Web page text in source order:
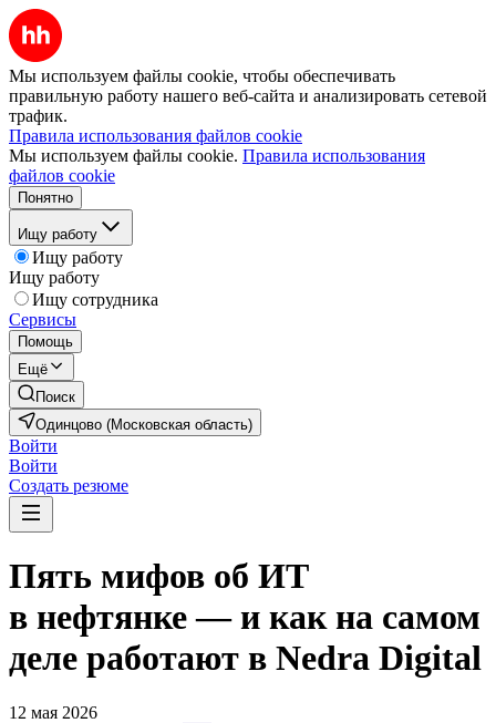
Мы используем файлы cookie, чтобы обеспечивать
правильную работу нашего веб-сайта и анализировать сетевой
трафик.
Правила использования файлов cookie
Мы используем файлы cookie. Правила использования
файлов cookie
Понятно
Ищу работу
Ищу работу
Ищу работу
Ищу сотрудника
Сервисы
Помощь
Ещё
Поиск
Одинцово (Московская область)
Войти
Войти
Создать резюме
Пять мифов об ИТ
в нефтянке — и как на самом
деле работают в Nedra Digital
12 мая 2026